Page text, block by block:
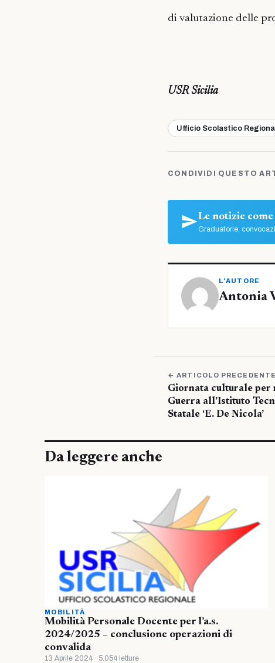
di valutazione delle
USR Sicilia
Ufficio Scolastico
CONDIVIDI QUESTO
Le notizie
Graduatorie,
L'AUTORE
Antonia
← ARTICOLO PRECEDENTE
Giornata culturale per
Guerra all’Istituto
Statale ‘E. De Nicola’
Da leggere anche
MOBILITÀ
Mobilità Personale Docente per l’a.s.
2024/2025 – conclusione operazioni di
convalida
13 Aprile 2024 · 5.054 letture